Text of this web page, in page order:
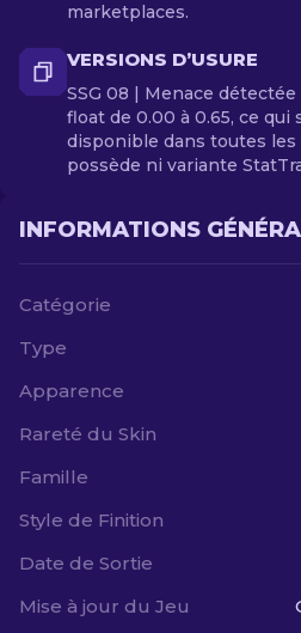
marketplaces.
VERSIONS D’USURE
SSG 08 | Menace
float de 0.00 à 0.65, ce qui
disponible dans toutes
possède ni variante
INFORMATIONS
Catégorie
Type
Apparence
Rareté du Skin
Famille
Style de Finition
Date de Sortie
Mise à jour du Jeu